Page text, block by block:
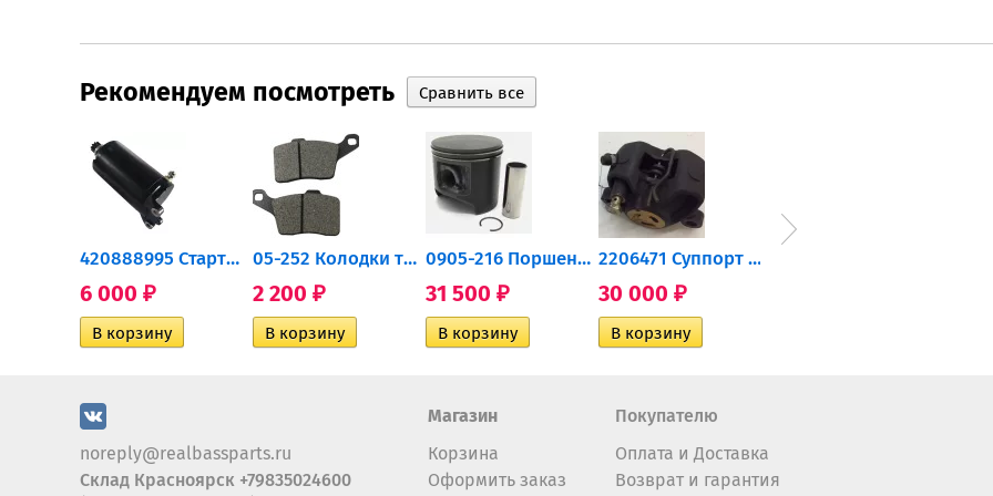
Рекомендуем посмотреть
420888995 Стартер для...
6 000 ₽
05-252 Колодки тормозные...
2 200 ₽
0905-216 Поршень Arctic Cat...
31 500 ₽
2206471 Суппорт тормозной...
30 000 ₽
noreply@realbassparts.ru
Склад Красноярск +79835024600
Магазин
Корзина
Оформить заказ
Покупателю
Оплата и Доставка
Возврат и гарантия